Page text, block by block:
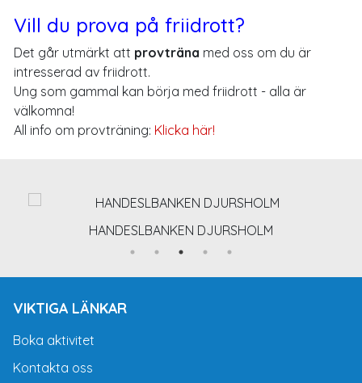
Vill du prova på friidrott?
Det går utmärkt att provträna med oss om du är
intresserad av friidrott.
Ung som gammal kan börja med friidrott - alla är
välkomna!
All info om provträning: Klicka här!
HANDESLBANKEN DJURSHOLM
VIKTIGA LÄNKAR
Boka aktivitet
Kontakta oss